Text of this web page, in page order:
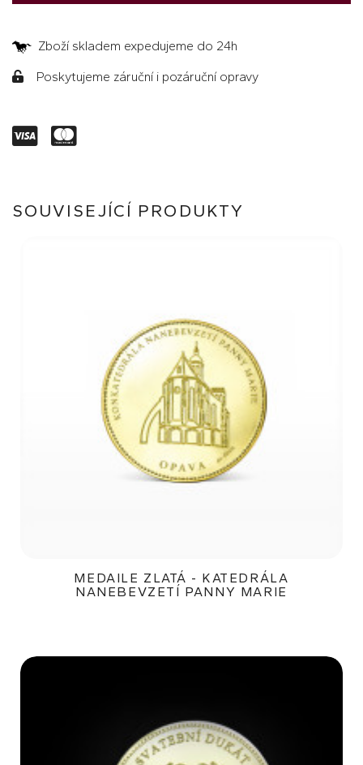
Zboží skladem expedujeme do 24h
Poskytujeme záruční i pozáruční opravy
SOUVISEJÍCÍ PRODUKTY
MEDAILE ZLATÁ - KATEDRÁLA
NANEBEVZETÍ PANNY MARIE